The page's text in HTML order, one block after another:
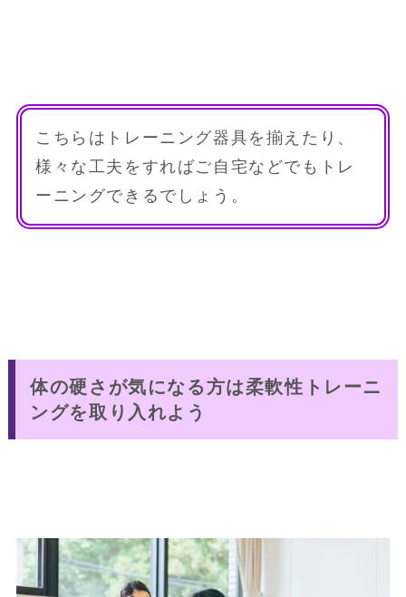
こちらはトレーニング器具を揃えたり、
様々な工夫をすればご自宅などでもトレ
ーニングできるでしょう。
体の硬さが気になる方は柔軟性トレーニ
ングを取り入れよう